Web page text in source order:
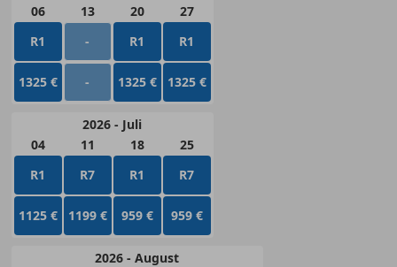
06
13 20
27
R1
- R1 R1
1325 € - 1325 € 1325 €
2026 - Juli
04
11 18
25
R1
R7 R1 R7
1125 € 1199 € 959 € 959 €
2026 - August